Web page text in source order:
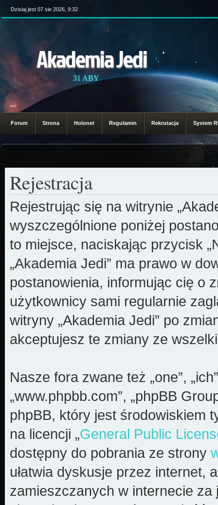
Dzisiaj jest 07 sie 2026, 9:32
Akademia Jedi
31 ABY
Forum Strona Holonet Regulamin Rekrutacja System
Rejestracja
Rejestrując się na witrynie
wyszczególnione poniżej
to miejsce, naciskając przycisk
„Akademia Jedi” ma prawo w
postanowienia, informując cię o
użytkownicy sami regularnie
witryny „Akademia Jedi” po
akceptujesz te zmiany ze
Nasze fora zwane też „one”,
„www.phpbb.com”, „phpBB
phpBB, który jest środowiskiem
na licencji „General Public
dostępny do pobrania ze strony
ułatwia dyskusje przez internet,
zamieszczanych w internecie